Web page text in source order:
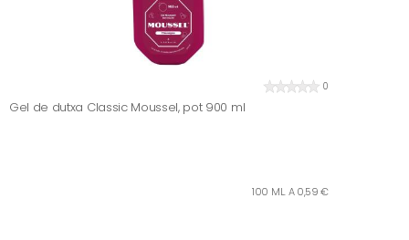
0
Gel de dutxa Classic Moussel, pot 900 ml
100 ML. A 0,59 €